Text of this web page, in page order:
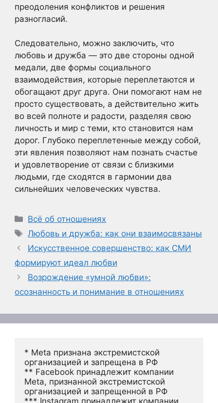
преодоления конфликтов и решения
разногласий.
Следовательно, можно заключить, что
любовь и дружба — это две стороны одной
медали, две формы социального
взаимодействия, которые переплетаются и
обогащают друг друга. Они помогают нам не
просто существовать, а действительно жить
во всей полноте и радости, разделяя свою
личность и мир с теми, кто становится нам
дорог. Глубоко переплетенные между собой,
эти явления позволяют нам познать счастье
и удовлетворение от связи с близкими
людьми, где сходятся в гармонии два
сильнейших человеческих чувства.
Рубрики
Всё об отношениях
Метки
Любовь и дружба: как они взаимосвязаны
Искусственное совершенство: как СМИ
формируют идеал любви
Возрождение «умной любви»:
осознанность и понимание в отношениях
* Meta признана экстремистской
организацией и запрещена в РФ
** Facebook принадлежит компании
Meta, признанной экстремистской
организацией и запрещенной в РФ